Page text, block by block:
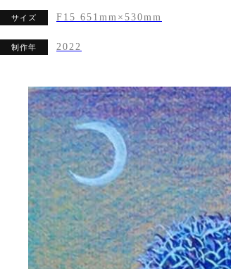
サイズ F15 651mm×530mm
制作年 2022